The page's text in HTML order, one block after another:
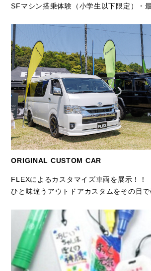
SFマシン搭乗体験（小学生以下限定）・
ORIGINAL CUSTOM CAR
FLEXによるカスタマイズ車両を展示！！
ひと味違うアウトドアカスタムをその目で